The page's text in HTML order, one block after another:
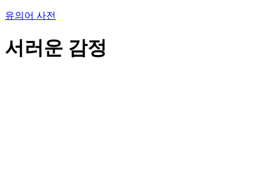
유의어 사전
서러운 감정